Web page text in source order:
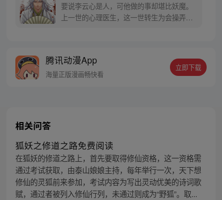
要说李云心是人，可他做的事却堪比妖魔。
上一世的心理医生，这一世转生为会操弄术
黑白阎君见了他也要问一句：食人心魔何处
来？ 李云心食人，也食人心。
腾讯动漫App
海量正版漫画畅快看
立即下载
相关问答
狐妖之修道之路免费阅读
在狐妖的修道之路上，首先要取得修仙资格，这一资格需
通过考试获取，由泰山娘娘主持，每年举行一次，天下想
修仙的灵狐前来参加，考试内容为写出灵动优美的诗词歌
赋，通过者被列入修仙行列，未通过则成为“野狐”。取...